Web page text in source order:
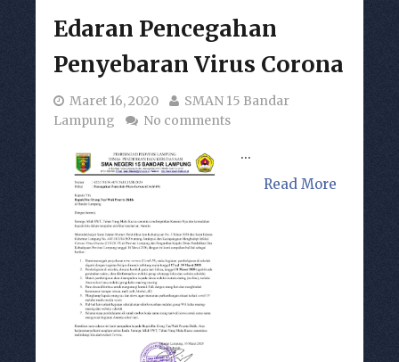
Edaran Pencegahan
Penyebaran Virus Corona
Maret 16, 2020
SMAN 15 Bandar
Lampung
No comments
...
Read More